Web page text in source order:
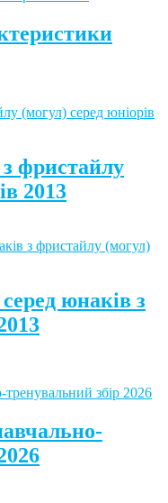
фристайлу
2013
юнаків з